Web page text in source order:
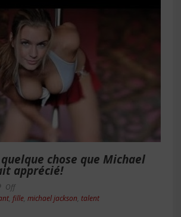
chose que Michael
apprécié!
Off
fille michael jackson talent